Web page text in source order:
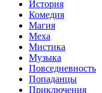
История
Комедия
Магия
Меха
Мистика
Музыка
Повседневность
Попаданцы
Приключения